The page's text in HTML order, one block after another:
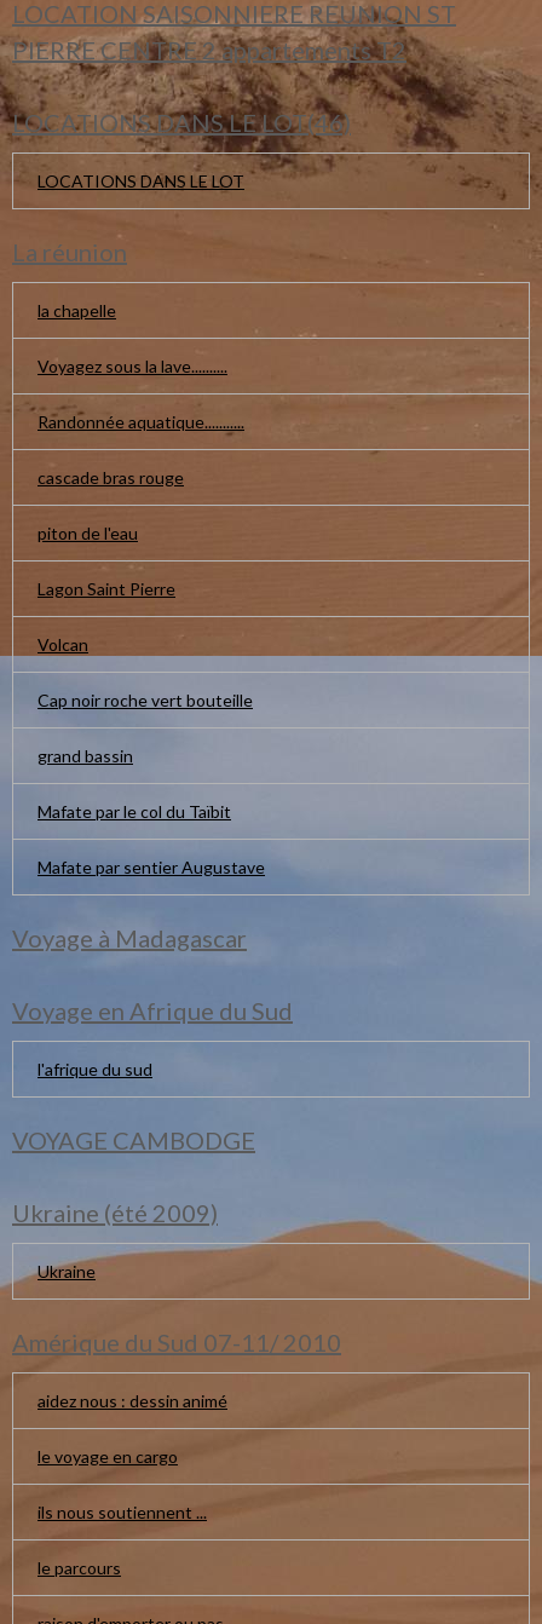
LOCATION SAISONNIERE REUNION ST
PIERRE CENTRE 2 appartements T2
LOCATIONS DANS LE LOT(46)
LOCATIONS DANS LE LOT
La réunion
la chapelle
Voyagez sous la lave..........
Randonnée aquatique...........
cascade bras rouge
piton de l'eau
Lagon Saint Pierre
Volcan
Cap noir roche vert bouteille
grand bassin
Mafate par le col du Taïbit
Mafate par sentier Augustave
Voyage à Madagascar
Voyage en Afrique du Sud
l'afrique du sud
VOYAGE CAMBODGE
Ukraine (été 2009)
Ukraine
Amérique du Sud 07-11/ 2010
aidez nous : dessin animé
le voyage en cargo
ils nous soutiennent ...
le parcours